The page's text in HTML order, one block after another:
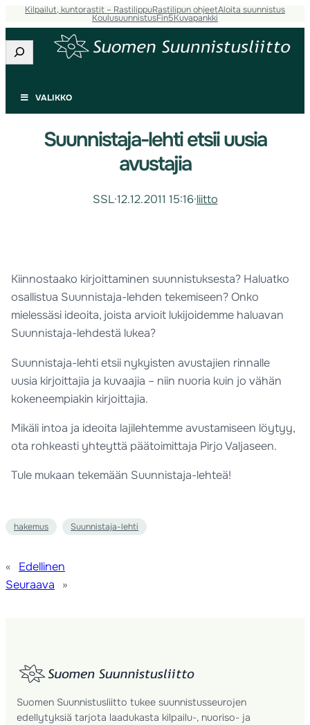
Kilpailut, kuntorastit – RastilippuRastilipun ohjeetAloita suunnistus
KoulusuunnistusFin5Kuvapankki
Etsi
VALIKKO
Suunnistaja-lehti etsii uusia
avustajia
SSL·12.12.2011 15:16·liitto
Kiinnostaako kirjoittaminen suunnistuksesta? Haluatko
osallistua Suunnistaja-lehden tekemiseen? Onko
mielessäsi ideoita, joista arvioit lukijoidemme haluavan
Suunnistaja-lehdestä lukea?
Suunnistaja-lehti etsii nykyisten avustajien rinnalle
uusia kirjoittajia ja kuvaajia – niin nuoria kuin jo vähän
kokeneempiakin kirjoittajia.
Mikäli intoa ja ideoita lajilehtemme avustamiseen löytyy,
ota rohkeasti yhteyttä päätoimittaja Pirjo Valjaseen.
Tule mukaan tekemään Suunnistaja-lehteä!
hakemus Suunnistaja-lehti
«
Edellinen
Seuraava
»
Suomen Suunnistusliitto tukee suunnistusseurojen
edellytyksiä tarjota laadukasta kilpailu-, nuoriso- ja